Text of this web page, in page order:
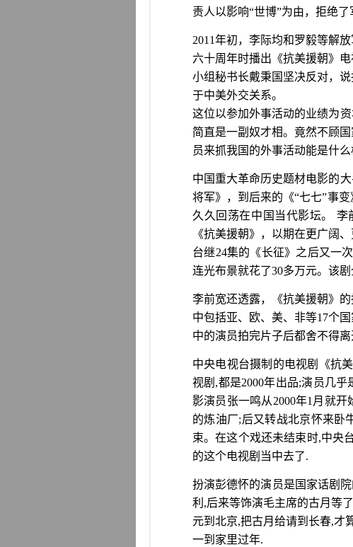
责人以影响“世博”为由，拒绝了
2011年初，李际均和罗毅等解
六十周年时播出《抗美援朝》
小组秘书长戴秉国坚决反对，
于中美外交关系。
这位以参加外事活动的业绩为
简直是一副奴才相。竟然不顾
员来抓我国的外事活动能是什么
中国重大革命历史题材电影的
将军》，到后来的《“七七”事
久久回荡在中国当代影坛。
李
《抗美援朝》，以期在更广阔
台继24集的《长征》之后又一
连光布景就花了30多万元。该
李前宽还透露，《抗美援朝》
中包括亚、欧、美、非等17个
中的演员拍完片子后都舍不得离
中央电视台摄制的电视剧《抗
视剧 ,都是2000年出品;演员几乎
影演员张一鸣从 2000年1 月就开
的炼油厂;后又转战北京怀来卧
束。在这个戏还未结束时,中央
的这个电视剧当中去了.
扮演彭德怀的演员是国家话剧
利 ,后来等饰演毛主席的古月等
元到北京,把古月给请到长春,才
一到家里过年.